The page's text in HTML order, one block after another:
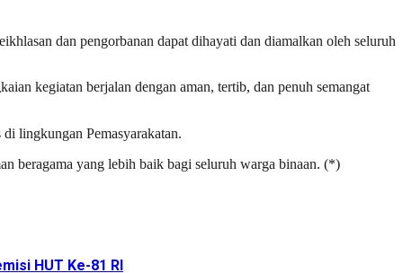
dan pengorbanan dapat dihayati dan diamalkan oleh seluruh
kegiatan berjalan dengan aman, tertib, dan penuh semangat
lingkungan Pemasyarakatan.
beragama yang lebih baik bagi seluruh warga binaan. (*)
HUT Ke-81 RI